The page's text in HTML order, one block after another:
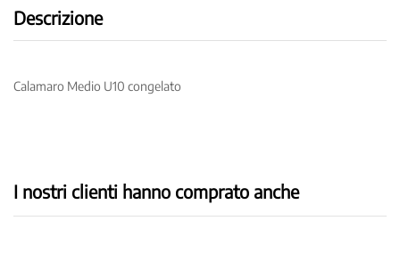
Descrizione
Calamaro Medio U10 congelato
I nostri clienti hanno comprato anche